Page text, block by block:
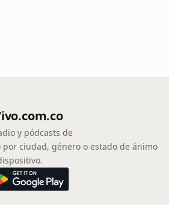
y pódcasts de
por ciudad, género o estado de ánimo